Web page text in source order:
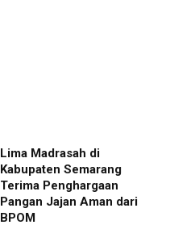
Lima Madrasah di
Kabupaten Semarang
Terima Penghargaan
Pangan Jajan Aman dari
BPOM